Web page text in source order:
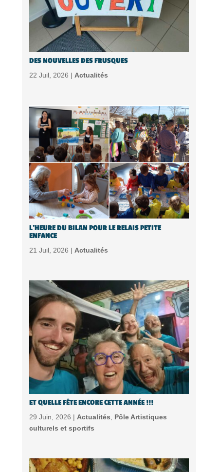
DES NOUVELLES DES FRUSQUES
22 Juil, 2026 | Actualités
L’HEURE DU BILAN POUR LE RELAIS PETITE
ENFANCE
21 Juil, 2026 | Actualités
ET QUELLE FÊTE ENCORE CETTE ANNÉE !!!
29 Juin, 2026 | Actualités
Pôle Artistiques
culturels et sportifs